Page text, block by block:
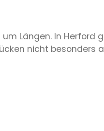
Längen. In Herford
nicht besonders